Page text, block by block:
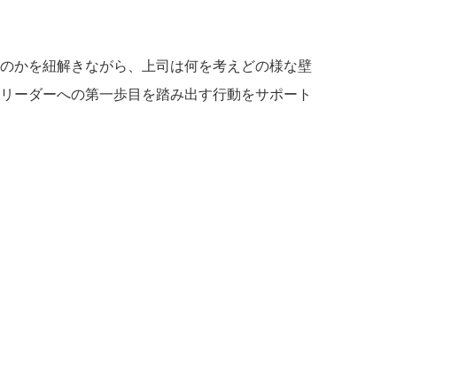
かを紐解きながら、上司は何を考えどの様な壁
ーダーへの第一歩目を踏み出す行動をサポート